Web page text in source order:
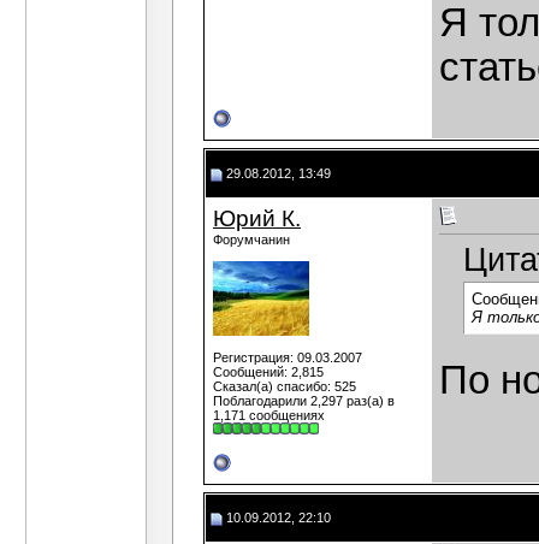
Я
29.08.2012, 13:49
Юрий К.
Форумчанин
Регистрация: 09.03.2007
Сообщений: 2,815
Сказал(а) спасибо: 525
Поблагодарили 2,297 раз(а) в
1,171 сообщениях
Я
По
10.09.2012, 22:10